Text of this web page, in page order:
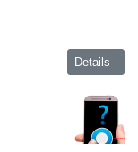
Details